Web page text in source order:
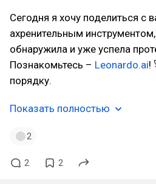
Сегодня я хочу поделиться с
ахренительным
обнаружила и уже успела
Познакомьтесь – Leonardo.ai!
порядку.
Показать полностью
2
2 2